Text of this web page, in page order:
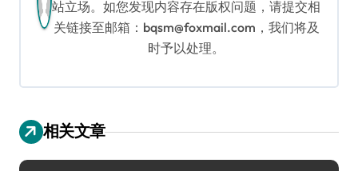
站立场。如您发现内容存在版权问题，请提交相
关链接至邮箱：bqsm@foxmail.com，我们将及
时予以处理。
相关文章